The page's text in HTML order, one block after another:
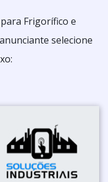
Frigorífico e
selecione